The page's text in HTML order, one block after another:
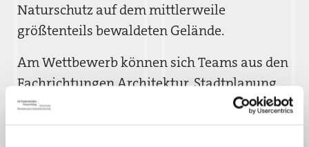
Naturschutz auf dem mittlerweile
größtenteils bewaldeten Gelände.
Am Wettbewerb können sich Teams aus den
Fachrichtungen Architektur, Stadtplanung
und Landschaftsarchitektur in möglicher